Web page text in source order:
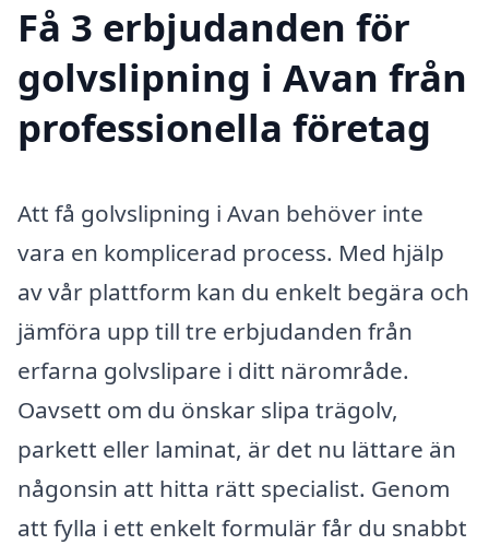
Få 3 erbjudanden för
golvslipning i Avan från
professionella företag
Att få golvslipning i Avan behöver inte
vara en komplicerad process. Med hjälp
av vår plattform kan du enkelt begära och
jämföra upp till tre erbjudanden från
erfarna golvslipare i ditt närområde.
Oavsett om du önskar slipa trägolv,
parkett eller laminat, är det nu lättare än
någonsin att hitta rätt specialist. Genom
att fylla i ett enkelt formulär får du snabbt